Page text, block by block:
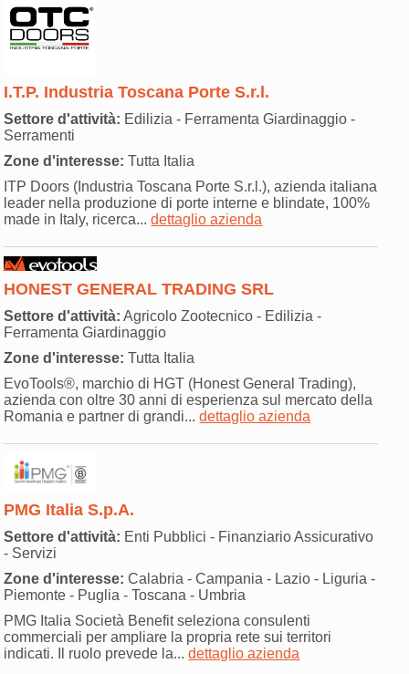
I.T.P. Industria Toscana Porte S.r.l.
Settore d'attività: Edilizia - Ferramenta Giardinaggio -
Serramenti
Zone d'interesse: Tutta Italia
ITP Doors (Industria Toscana Porte S.r.l.), azienda italiana
leader nella produzione di porte interne e blindate, 100%
made in Italy, ricerca...dettaglio azienda
HONEST GENERAL TRADING SRL
Settore d'attività: Agricolo Zootecnico - Edilizia -
Ferramenta Giardinaggio
Zone d'interesse: Tutta Italia
EvoTools®, marchio di HGT (Honest General Trading),
azienda con oltre 30 anni di esperienza sul mercato della
Romania e partner di grandi...dettaglio azienda
PMG Italia S.p.A.
Settore d'attività: Enti Pubblici - Finanziario Assicurativo
- Servizi
Zone d'interesse: Calabria - Campania - Lazio - Liguria -
Piemonte - Puglia - Toscana - Umbria
PMG Italia Società Benefit seleziona consulenti
commerciali per ampliare la propria rete sui territori
indicati. Il ruolo prevede la...dettaglio azienda